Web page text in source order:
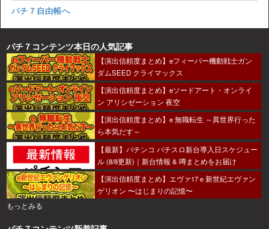
パチ７自由帳へ
パチ７コンテンツ本日の人気記事
【演出信頼度まとめ】eフィーバー機動戦士ガン
ダムSEED クライマックス
【演出信頼度まとめ】eソードアート・オンライ
ン アリシゼーション 夜空
【演出信頼度まとめ】e 無職転生 ～異世界行った
ら本気だす～
【最新】パチンコ パチスロ新台導入日スケジュー
ル (8/8更新)｜新台情報 & 噂まとめをお届け
【演出信頼度まとめ】エヴァ17ｅ新世紀エヴァン
ゲリオン 〜はじまりの記憶〜
もっとみる